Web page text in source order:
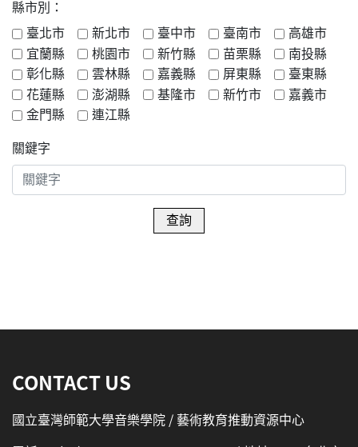
縣市別：
臺北市
新北市 臺中市 臺南市
高雄市
宜蘭縣
桃園市 新竹縣 苗栗縣
南投縣
彰化縣
雲林縣 嘉義縣 屏東縣
臺東縣
花蓮縣
澎湖縣 基隆市 新竹市
嘉義市
金門縣
連江縣
關鍵字
查詢
CONTACT US
國立臺灣師範大學音樂學院 / 藝術教育推動資源中心